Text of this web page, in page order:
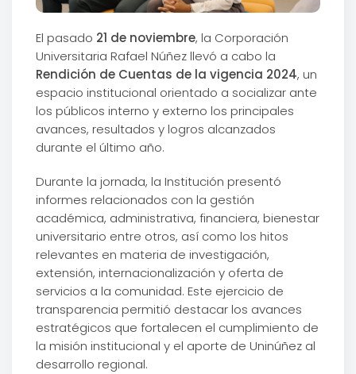
El pasado 21 de noviembre, la Corporación
Universitaria Rafael Núñez llevó a cabo la
Rendición de Cuentas de la vigencia 2024, un
espacio institucional orientado a socializar ante
los públicos interno y externo los principales
avances, resultados y logros alcanzados
durante el último año.
Durante la jornada, la Institución presentó
informes relacionados con la gestión
académica, administrativa, financiera, bienestar
universitario entre otros, así como los hitos
relevantes en materia de investigación,
extensión, internacionalización y oferta de
servicios a la comunidad. Este ejercicio de
transparencia permitió destacar los avances
estratégicos que fortalecen el cumplimiento de
la misión institucional y el aporte de Uninúñez al
desarrollo regional.